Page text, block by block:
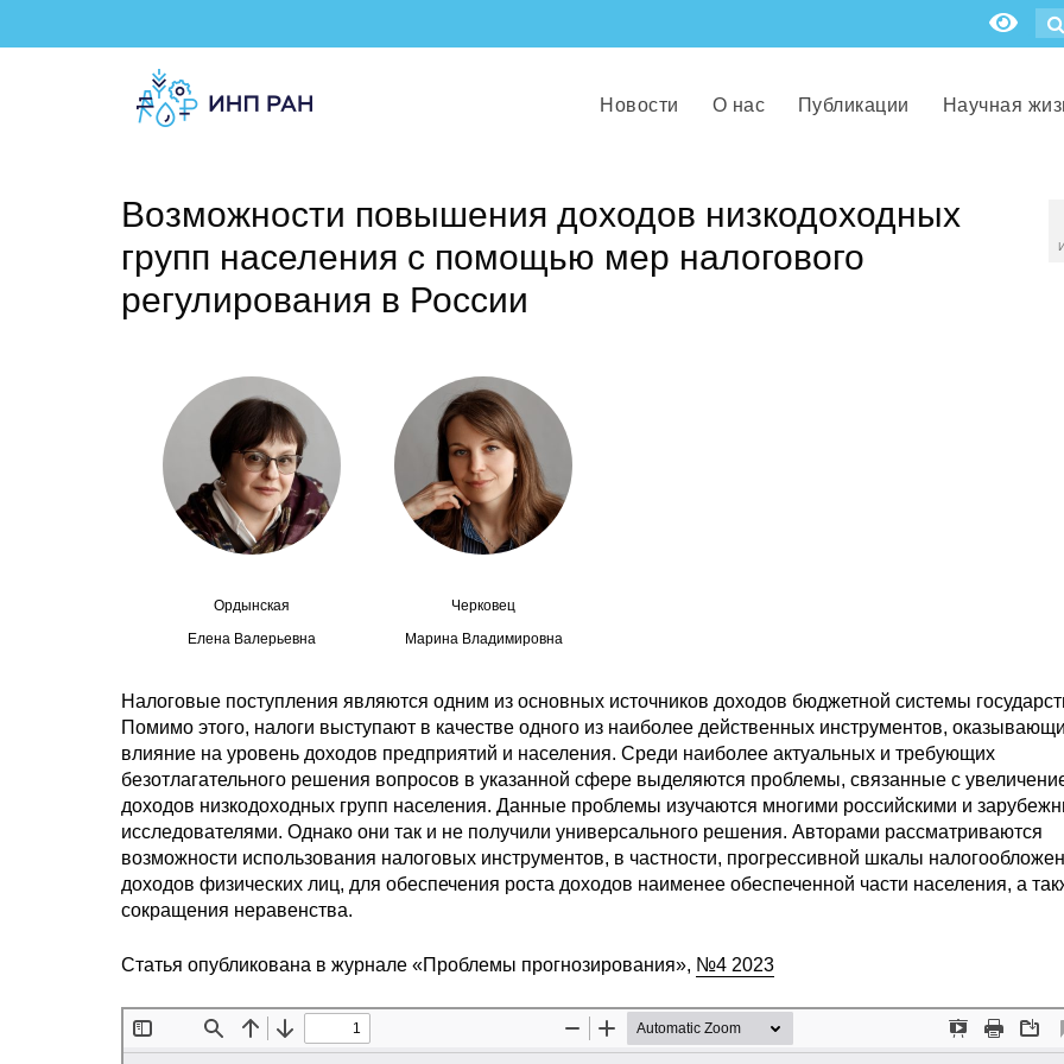
Новости О нас Публикации Научная
Возможности повышения доходов низкодоходных
групп населения с помощью мер налогового
регулирования в России
Ордынская
Елена Валерьевна
Черковец
Марина Владимировна
Налоговые поступления являются одним из основных источников доходов бюджетной системы
Помимо этого, налоги выступают в качестве одного из наиболее действенных инструментов,
влияние на уровень доходов предприятий и населения. Среди наиболее актуальных и требующих
безотлагательного решения вопросов в указанной сфере выделяются проблемы, связанные с
доходов низкодоходных групп населения. Данные проблемы изучаются многими российскими и
исследователями. Однако они так и не получили универсального решения. Авторами рассматриваются
возможности использования налоговых инструментов, в частности, прогрессивной шкалы
доходов физических лиц, для обеспечения роста доходов наименее обеспеченной части населения, а
сокращения неравенства.
Статья опубликована в журнале «Проблемы прогнозирования», №4 2023